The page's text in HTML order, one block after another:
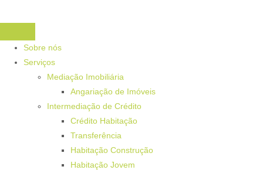
Sobre nós
Serviços
Mediação Imobiliária
Angariação de Imóveis
Intermediação de Crédito
Crédito Habitação
Transferência
Habitação Construção
Habitação Jovem